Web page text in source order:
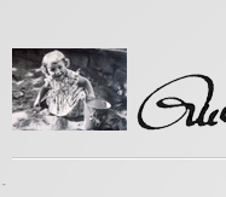
-